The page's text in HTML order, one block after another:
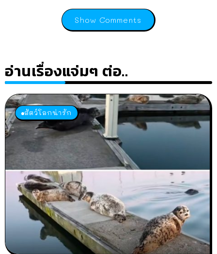
Show Comments
อ่านเรื่องแจ่มๆ ต่อ..
สัตว์โลกน่ารัก